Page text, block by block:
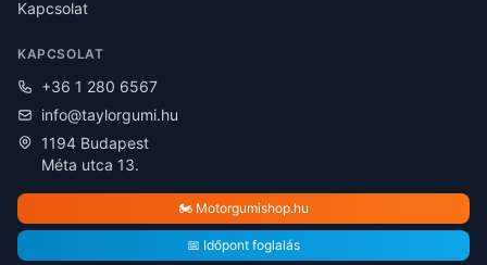
Kapcsolat
KAPCSOLAT
+36 1 280 6567
info@taylorgumi.hu
1194 Budapest
Méta utca 13.
🏍️ Motorgumishop.hu
📅 Időpont foglalás